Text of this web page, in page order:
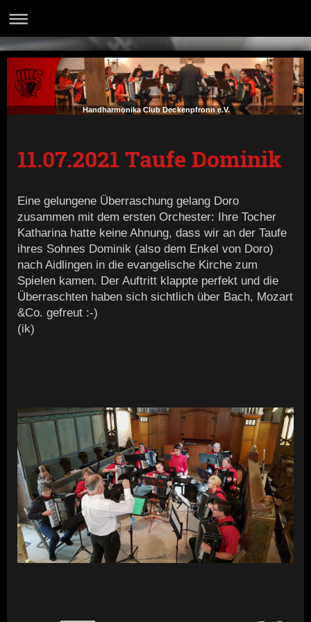
Handharmonika Club Deckenpfronn e.V.
11.07.2021 Taufe Dominik
Eine gelungene Überraschung gelang Doro
zusammen mit dem ersten Orchester: Ihre Tocher
Katharina hatte keine Ahnung, dass wir an der Taufe
ihres Sohnes Dominik (also dem Enkel von Doro)
nach Aidlingen in die evangelische Kirche zum
Spielen kamen. Der Auftritt klappte perfekt und die
Überraschten haben sich sichtlich über Bach, Mozart
&Co. gefreut :-)
(ik)